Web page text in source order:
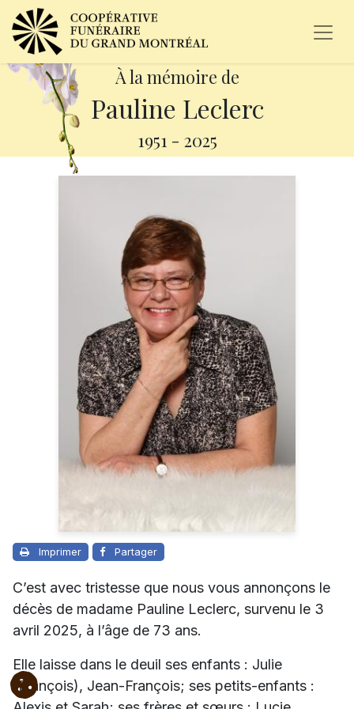
À la mémoire de
Pauline Leclerc
1951 - 2025
Imprimer Partager
C’est avec tristesse que nous vous annonçons le
décès de madame Pauline Leclerc, survenu le 3
avril 2025, à l’âge de 73 ans.
Elle laisse dans le deuil ses enfants : Julie
(François), Jean-François; ses petits-enfants :